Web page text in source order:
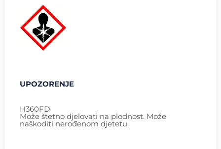
UPOZORENJE
H360FD
Može štetno djelovati na plodnost. Može
naškoditi nerođenom djetetu.